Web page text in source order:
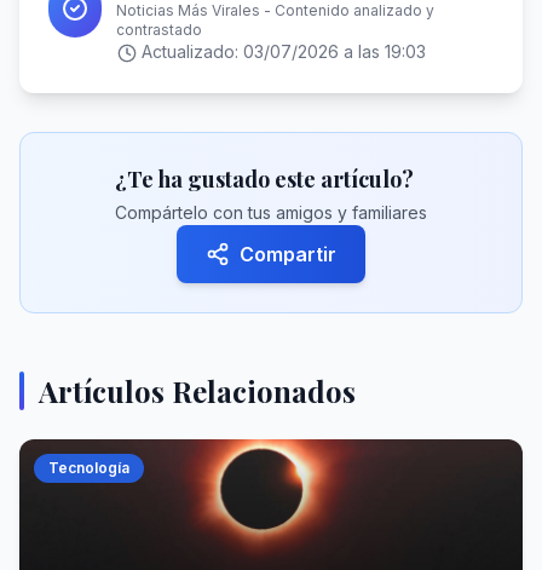
Noticias Más Virales - Contenido analizado y
contrastado
Actualizado: 03/07/2026 a las 19:03
¿Te ha gustado este artículo?
Compártelo con tus amigos y familiares
Compartir
Artículos Relacionados
Tecnología